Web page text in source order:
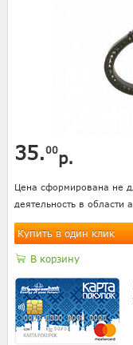
35.00р.
Цена сформирована не
деятельность в области
Купить в один клик
В корзину